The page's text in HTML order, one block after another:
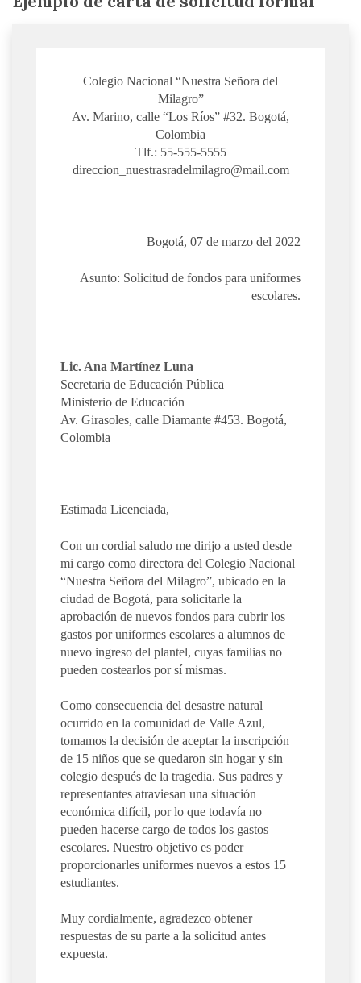
Colegio Nacional “Nuestra Señora del
Milagro”
Av. Marino, calle “Los Ríos” #32. Bogotá,
Colombia
Tlf.: 55-555-5555
direccion_nuestrasradelmilagro@mail.com
Bogotá, 07 de marzo del 2022
Asunto: Solicitud de fondos para uniformes
escolares.
Lic. Ana Martínez Luna
Secretaria de Educación Pública
Ministerio de Educación
Av. Girasoles, calle Diamante #453. Bogotá,
Colombia
Estimada Licenciada,
Con un cordial saludo me dirijo a usted desde
mi cargo como directora del Colegio Nacional
“Nuestra Señora del Milagro”, ubicado en la
ciudad de Bogotá, para solicitarle la
aprobación de nuevos fondos para cubrir los
gastos por uniformes escolares a alumnos de
nuevo ingreso del plantel, cuyas familias no
pueden costearlos por sí mismas.
Como consecuencia del desastre natural
ocurrido en la comunidad de Valle Azul,
tomamos la decisión de aceptar la inscripción
de 15 niños que se quedaron sin hogar y sin
colegio después de la tragedia. Sus padres y
representantes atraviesan una situación
económica difícil, por lo que todavía no
pueden hacerse cargo de todos los gastos
escolares. Nuestro objetivo es poder
proporcionarles uniformes nuevos a estos 15
estudiantes.
Muy cordialmente, agradezco obtener
respuestas de su parte a la solicitud antes
expuesta.